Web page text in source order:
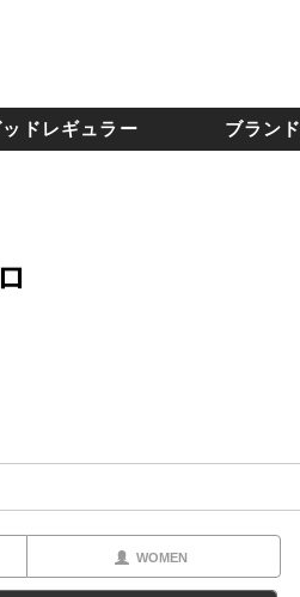
ッドレギュラー ブランド
WOMEN